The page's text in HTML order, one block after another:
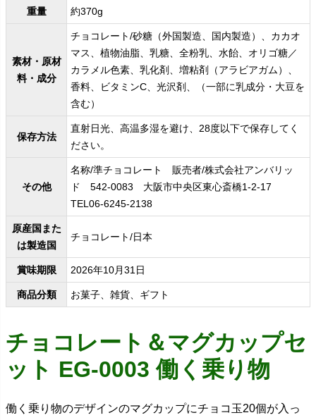
重量 約370g
素材・原材
料・成分
チョコレート/砂糖（外国製造、国内製造）、カカオ
マス、植物油脂、乳糖、全粉乳、水飴、オリゴ糖／
カラメル色素、乳化剤、増粘剤（アラビアガム）、
香料、ビタミンC、光沢剤、（一部に乳成分・大豆を
含む）
保存方法
直射日光、高温多湿を避け、28度以下で保存してく
ださい。
その他
名称/準チョコレート 販売者/株式会社アンバリッ
ド 542-0083 大阪市中央区東心斎橋1-2-17
TEL06-6245-2138
原産国また
は製造国
チョコレート/日本
賞味期限 2026年10月31日
商品分類 お菓子、雑貨、ギフト
チョコレート＆マグカップセ
ット EG-0003 働く乗り物
働く乗り物のデザインのマグカップにチョコ玉20個が入っ